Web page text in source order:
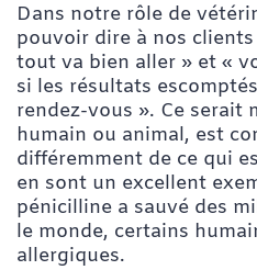
Dans notre rôle de
pouvoir dire à nos clients
tout va bien aller » et «
si les résultats
rendez-vous ». Ce serait
humain ou animal, est
différemment de ce qui
en sont un excellent
pénicilline a sauvé des
le monde, certains
allergiques.